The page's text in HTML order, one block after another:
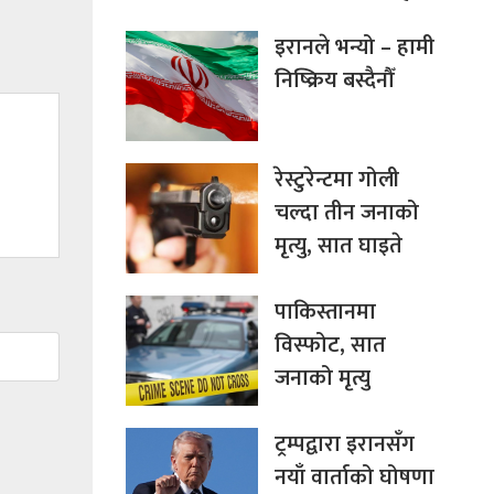
इरानले भन्यो – हामी
निष्क्रिय बस्दैनौँ
रेस्टुरेन्टमा गोली
चल्दा तीन जनाको
मृत्यु, सात घाइते
पाकिस्तानमा
विस्फोट, सात
जनाको मृत्यु
ट्रम्पद्वारा इरानसँग
नयाँ वार्ताको घोषणा